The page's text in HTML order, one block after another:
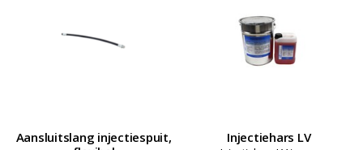
Aansluitslang injectiespuit,
Injectiehars LV